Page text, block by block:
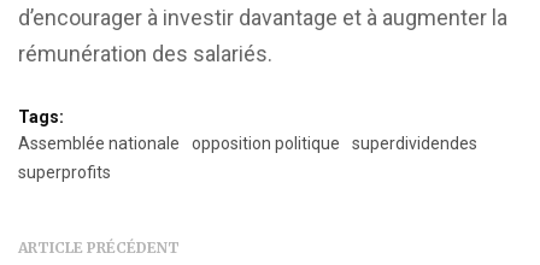
d’encourager à investir davantage et à augmenter la
rémunération des salariés.
Tags:
Assemblée nationale
opposition politique
superdividendes
superprofits
ARTICLE PRÉCÉDENT